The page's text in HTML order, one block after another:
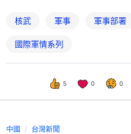
核武 軍事 軍事部署
國際軍情系列
5 0 0
中國 台灣新聞